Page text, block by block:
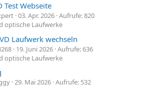
Test Webseite
03. Apr. 2026 Aufrufe: 820
optische Laufwerke
Laufwerk wechseln
19. Juni 2026 Aufrufe: 636
optische Laufwerke
29. Mai 2026 Aufrufe: 532